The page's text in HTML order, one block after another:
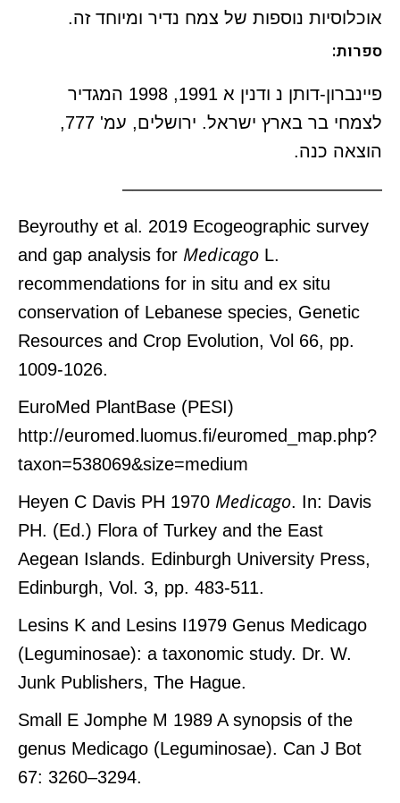
אוכלוסיות נוספות של צמח נדיר ומיוחד זה.
ספרות:
פיינברון-דותן נ ודנין א 1991, 1998 המגדיר
לצמחי בר בארץ ישראל. ירושלים, עמ' 777,
הוצאה כנה.
——————————————–
Beyrouthy et al. 2019 Ecogeographic survey
and gap analysis for Medicago L.
recommendations for in situ and ex situ
conservation of Lebanese species, Genetic
Resources and Crop Evolution, Vol 66, pp.
1009-1026.
EuroMed PlantBase (PESI)
http://euromed.luomus.fi/euromed_map.php?
taxon=538069&size=medium
Heyen C Davis PH 1970 Medicago. In: Davis
PH. (Ed.) Flora of Turkey and the East
Aegean Islands. Edinburgh University Press,
Edinburgh, Vol. 3, pp. 483-511.
Lesins K and Lesins I1979 Genus Medicago
(Leguminosae): a taxonomic study. Dr. W.
Junk Publishers, The Hague.
Small E Jomphe M 1989 A synopsis of the
genus Medicago (Leguminosae). Can J Bot
67: 3260–3294.